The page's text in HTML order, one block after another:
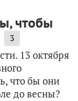
чтобы
3
13 октября
что бы они
до весны?